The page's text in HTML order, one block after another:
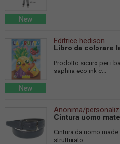
New
New
Editrice hedison
Libro da colorare
Prodotto sicuro per i
saphira eco ink c...
Anonima/
Cintura uomo
Cintura da uomo
strutturato.